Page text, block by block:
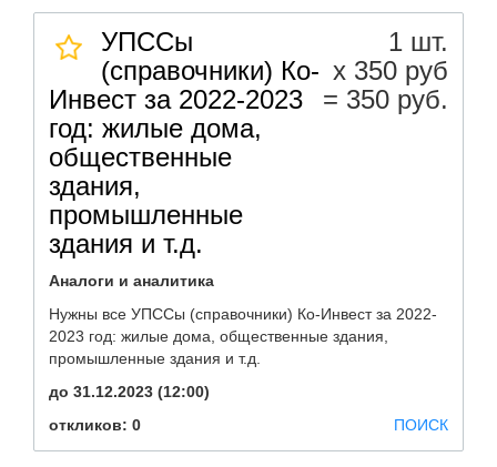
УПССы
(справочники) Ко-
Инвест за 2022-2023
год: жилые дома,
общественные
здания,
промышленные
здания и т.д.
1 шт.
х 350 руб
= 350 руб.
Аналоги и аналитика
Нужны все УПССы (справочники) Ко-Инвест за 2022-
2023 год: жилые дома, общественные здания,
промышленные здания и т.д.
до 31.12.2023 (12:00)
откликов: 0
ПОИСК